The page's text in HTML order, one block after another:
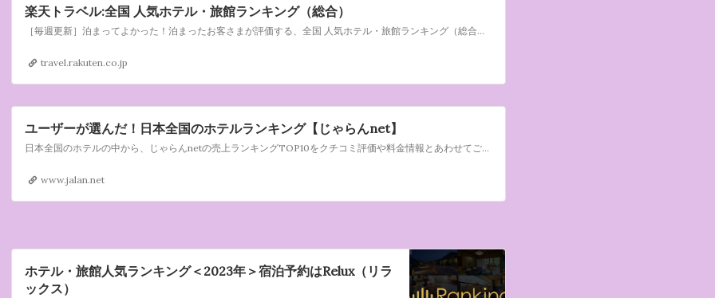
楽天トラベル:全国 人気ホテル・旅館ランキング（総合）
［毎週更新］泊まってよかった！泊まったお客さまが評価する、全国 人気ホテル・旅館ランキング（総合）。お客さまの評価が高いホテル・旅館をランキング形式でご紹介！
travel.rakuten.co.jp
ユーザーが選んだ！日本全国のホテルランキング【じゃらんnet】
日本全国のホテルの中から、じゃらんnetの売上ランキングTOP10をクチコミ評価や料金情報とあわせてご紹介。日本全国や各地域ごとのランキングが勢ぞろい。毎週更新なので、今が旬のホテルや旅館が見つかります♪
www.jalan.net
ホテル・旅館人気ランキング＜2023年＞宿泊予約はRelux（リラ
ックス）